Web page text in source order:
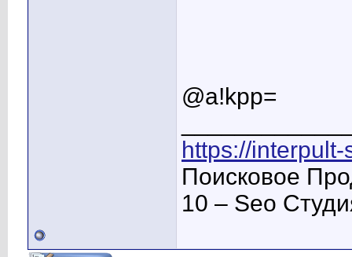
@a!kpp=
https://
Поисковое
10 – Seo